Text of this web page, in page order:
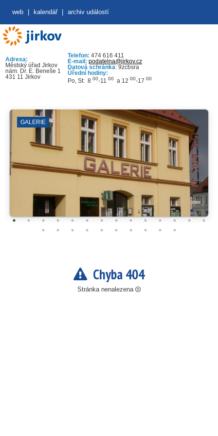
web kalendář archiv událostí
Adresa:
Městský úřad Jirkov
nám. Dr. E. Beneše 1
431 11 Jirkov
Telefon: 474 616 411
E-mail: podatelna@jirkov.cz
Datová schránka: 9zcbsra
Úřední hodiny:
Po, St: 8 00-11 00 a 12 00-17 00
GALERIE
Chyba 404
Stránka nenalezena